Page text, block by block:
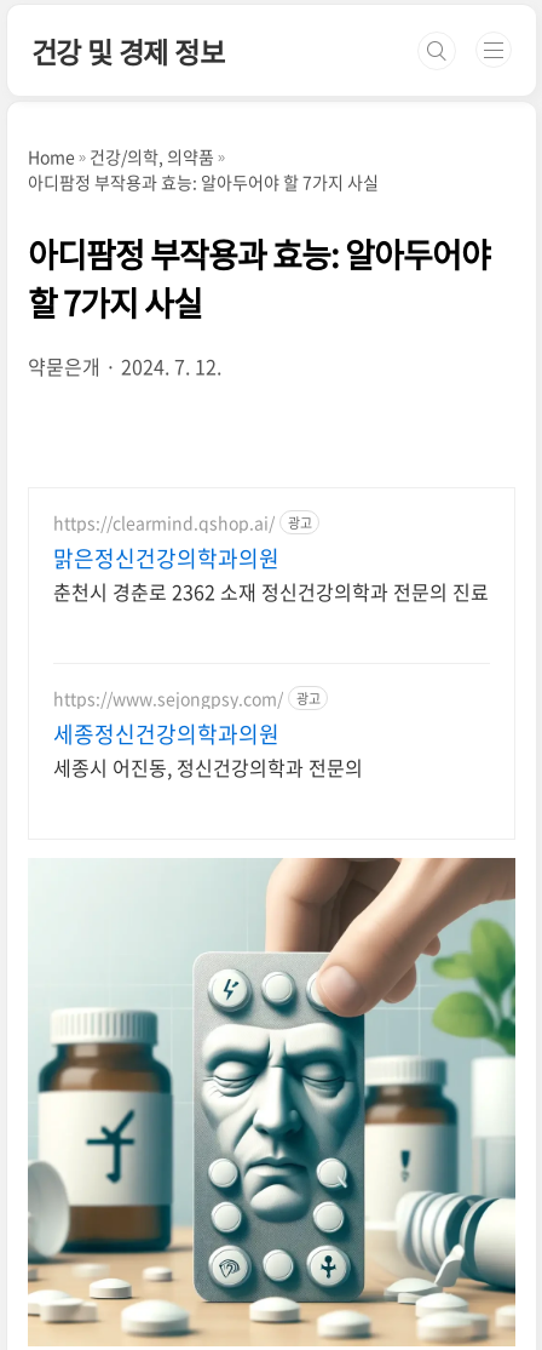
건강 및 경제 정보
Home
건강/의학, 의약품
아디팜정 부작용과 효능: 알아두어야 할 7가지 사실
아디팜정 부작용과 효능: 알아두어야
할 7가지 사실
약묻은개 2024. 7. 12.
https://clearmind.qshop.ai/ 광고
맑은정신건강의학과의원
춘천시 경춘로 2362 소재 정신건강의학과 전문의 진료
https://www.sejongpsy.com/ 광고
세종정신건강의학과의원
세종시 어진동, 정신건강의학과 전문의